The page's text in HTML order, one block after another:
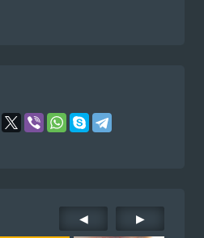
◀ ▶